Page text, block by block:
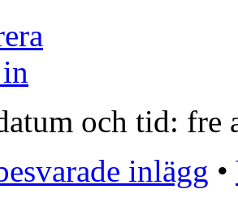
och tid: fre
inlägg •